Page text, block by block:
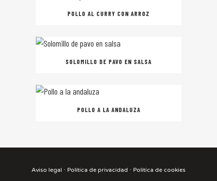
POLLO AL CURRY CON ARROZ
SOLOMILLO DE PAVO EN SALSA
POLLO A LA ANDALUZA
Aviso legal · Política de privacidad · Política de cookies